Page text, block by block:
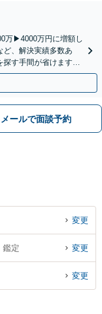
万▶4000万円に増額し
ど、解決実績多数あ
す手間が省けます！
メールで面談予約
変更
鑑定 変更
変更